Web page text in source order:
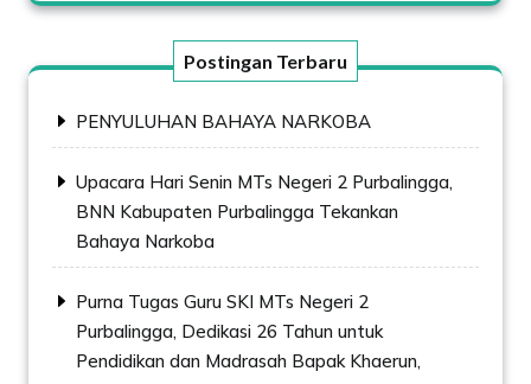
Postingan Terbaru
PENYULUHAN BAHAYA NARKOBA
Upacara Hari Senin MTs Negeri 2 Purbalingga,
BNN Kabupaten Purbalingga Tekankan
Bahaya Narkoba
Purna Tugas Guru SKI MTs Negeri 2
Purbalingga, Dedikasi 26 Tahun untuk
Pendidikan dan Madrasah Bapak Khaerun,